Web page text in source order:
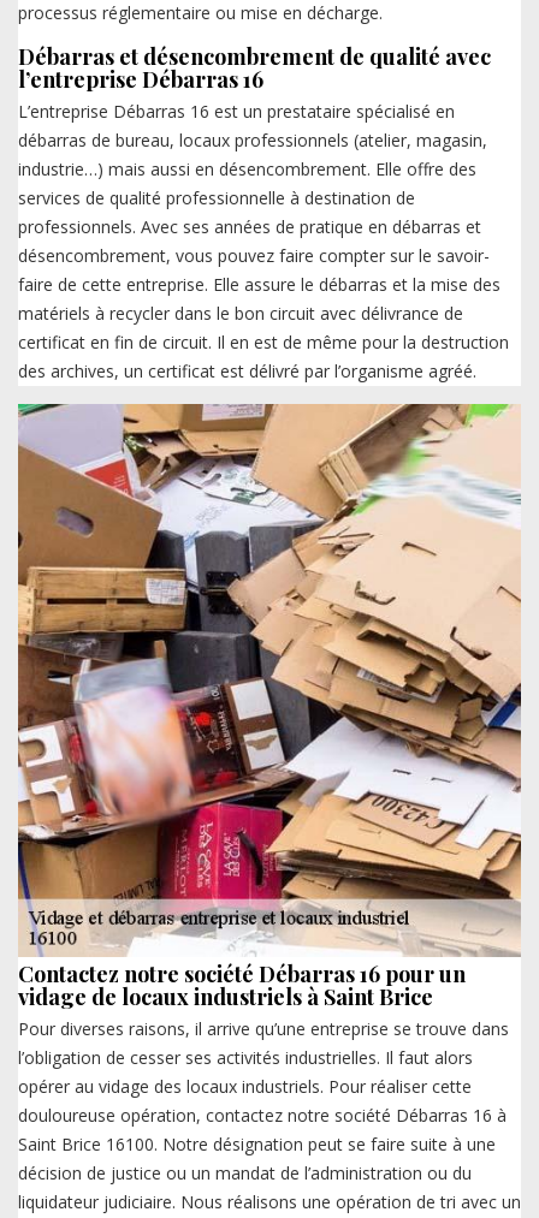
processus réglementaire ou mise en décharge.
Débarras et désencombrement de qualité avec
l’entreprise Débarras 16
L’entreprise Débarras 16 est un prestataire spécialisé en
débarras de bureau, locaux professionnels (atelier, magasin,
industrie…) mais aussi en désencombrement. Elle offre des
services de qualité professionnelle à destination de
professionnels. Avec ses années de pratique en débarras et
désencombrement, vous pouvez faire compter sur le savoir-
faire de cette entreprise. Elle assure le débarras et la mise des
matériels à recycler dans le bon circuit avec délivrance de
certificat en fin de circuit. Il en est de même pour la destruction
des archives, un certificat est délivré par l’organisme agréé.
Contactez notre société Débarras 16 pour un
vidage de locaux industriels à Saint Brice
Pour diverses raisons, il arrive qu’une entreprise se trouve dans
l’obligation de cesser ses activités industrielles. Il faut alors
opérer au vidage des locaux industriels. Pour réaliser cette
douloureuse opération, contactez notre société Débarras 16 à
Saint Brice 16100. Notre désignation peut se faire suite à une
décision de justice ou un mandat de l’administration ou du
liquidateur judiciaire. Nous réalisons une opération de tri avec un